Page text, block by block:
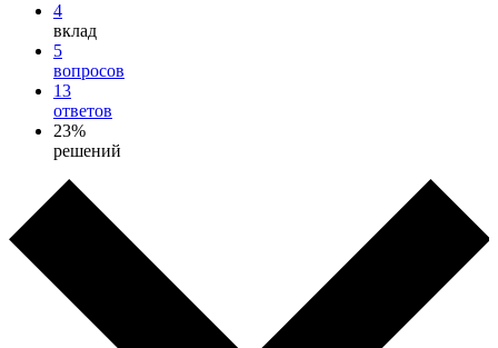
4
вклад
5
вопросов
13
ответов
23%
решений